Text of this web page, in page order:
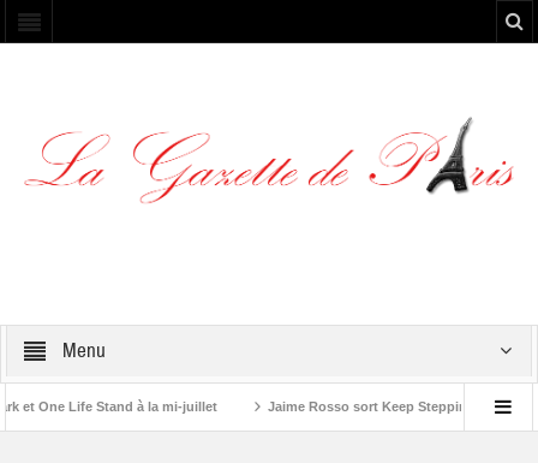
Menu
et One Life Stand à la mi-juillet Jaime Rosso sort Keep Stepping, son nouvel